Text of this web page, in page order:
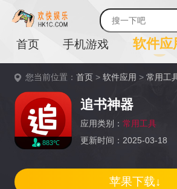
首页 手机游戏 软件应
您当前位置：首页 >软件应用 >常用工
883℃
追书神器
应用类别： 常用工具
更新时间：2025-03-18
苹果下载↓